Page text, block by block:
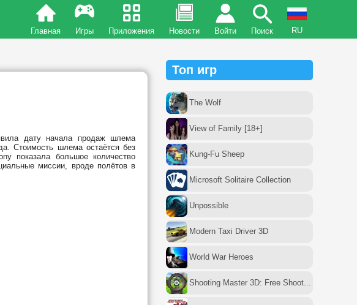
Главная Игры Приложения Новости Войти Поиск RU
дату начала продаж шлема
Стоимость шлема остаётся без
показала большое количество
миссии, вроде полётов в
Топ игр
The Wolf
View of Family [18+]
Kung-Fu Sheep
Microsoft Solitaire Collection
Unpossible
Modern Taxi Driver 3D
World War Heroes
Shooting Master 3D: Free Shoot...